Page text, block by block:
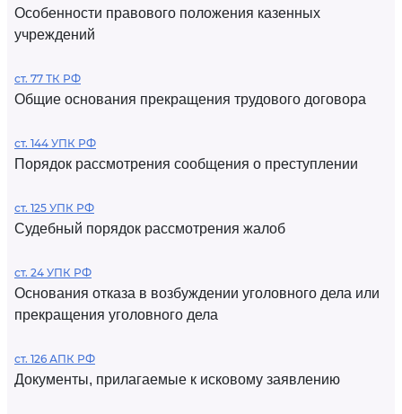
Особенности правового положения казенных
учреждений
ст. 77 ТК РФ
Общие основания прекращения трудового договора
ст. 144 УПК РФ
Порядок рассмотрения сообщения о преступлении
ст. 125 УПК РФ
Судебный порядок рассмотрения жалоб
ст. 24 УПК РФ
Основания отказа в возбуждении уголовного дела или
прекращения уголовного дела
ст. 126 АПК РФ
Документы, прилагаемые к исковому заявлению